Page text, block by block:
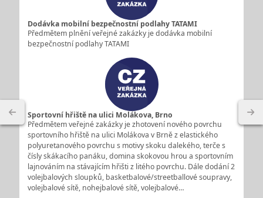
Dodávka mobilní bezpečnostní podlahy TATAMI
Předmětem plnění veřejné zakázky je dodávka mobilní
bezpečnostní podlahy TATAMI
Sportovní hřiště na ulici Molákova, Brno
Předmětem veřejné zakázky je zhotovení nového povrchu
sportovního hřiště na ulici Molákova v Brně z elastického
polyuretanového povrchu s motivy skoku dalekého, terče s
čísly skákacího panáku, domina skokovou hrou a sportovním
lajnováním na stávajícím hřišti z litého povrchu. Dále dodání 2
volejbalových sloupků, basketbalové/streetballové soupravy,
volejbalové sítě, nohejbalové sítě, volejbalové…